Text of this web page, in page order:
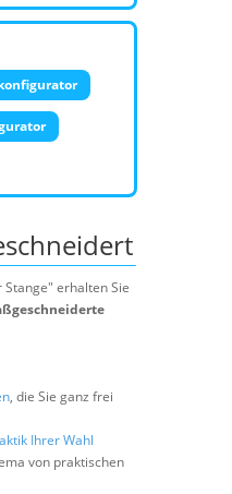
erhalten Sie
, die Sie ganz frei
Ihrer Wahl
von praktischen